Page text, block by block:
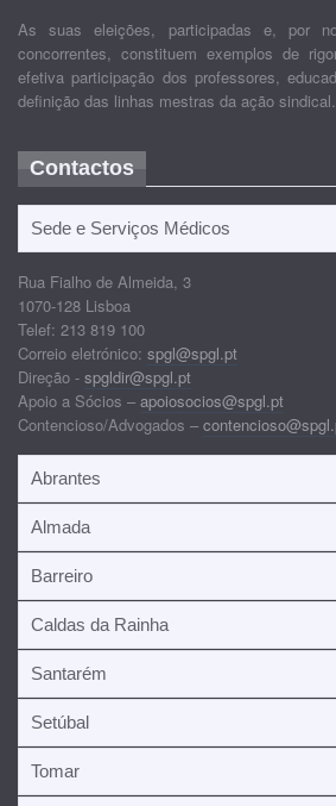
As suas eleições, participadas e, por
concorrentes, constituem exemplos de
efetiva participação dos professores,
definição das linhas mestras da ação sindical.
Contactos
Sede e Serviços Médicos
Rua Fialho de Almeida, 3
1070-128 Lisboa
Telef: 213 819 100
Correio eletrónico: spgl@spgl.pt
Direção - spgldir@spgl.pt
Apoio a Sócios – apoiosocios@spgl.pt
Contencioso/Advogados –
Abrantes
Almada
Barreiro
Caldas da Rainha
Santarém
Setúbal
Tomar